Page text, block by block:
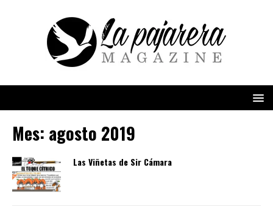
Mes: agosto 2019
Las Viñetas de Sir Cámara